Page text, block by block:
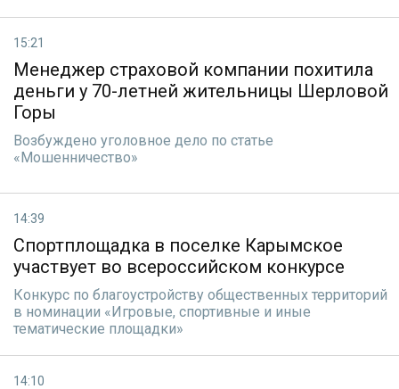
15:21
Менеджер страховой компании похитила
деньги у 70-летней жительницы Шерловой
Горы
Возбуждено уголовное дело по статье
«Мошенничество»
14:39
Спортплощадка в поселке Карымское
участвует во всероссийском конкурсе
Конкурс по благоустройству общественных территорий
в номинации «Игровые, спортивные и иные
тематические площадки»
14:10